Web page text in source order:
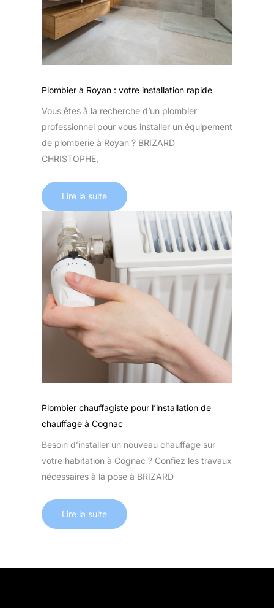
Plombier à Royan : votre installation rapide
Vous êtes à la recherche d’un plombier
professionnel pour vous installer un équipement
de plomberie à Royan ? BRIZARD
CHRISTOPHE,
Lire la suite
Plombier chauffagiste pour l’installation de
chauffage à Cognac
Besoin d’installer un nouveau chauffage sur
votre habitation à Cognac ? Confiez les travaux
nécessaires à la pose à BRIZARD
Lire la suite